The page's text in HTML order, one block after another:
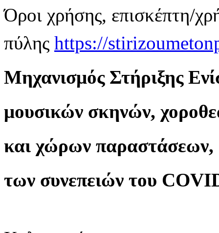
Όροι χρήσης, επισκέπτη/
πύλης https://
Μηχανισμός Στήριξης
μουσικών σκηνών,
και χώρων παραστάσεων,
των συνεπειών του